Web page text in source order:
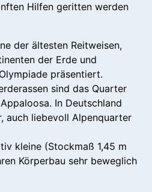
Hilfen geritten werden
der ältesten Reitweisen,
der Erde und
präsentiert.
sind das Quarter
In Deutschland
auch liebevoll Alpenquarter
kleine (Stockmaß 1,45 m
Körperbau sehr beweglich